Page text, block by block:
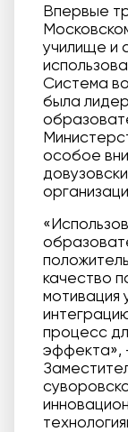
Впервые
училище и
Система
была
особое
качество
мотивация
процесс
эффекта»,